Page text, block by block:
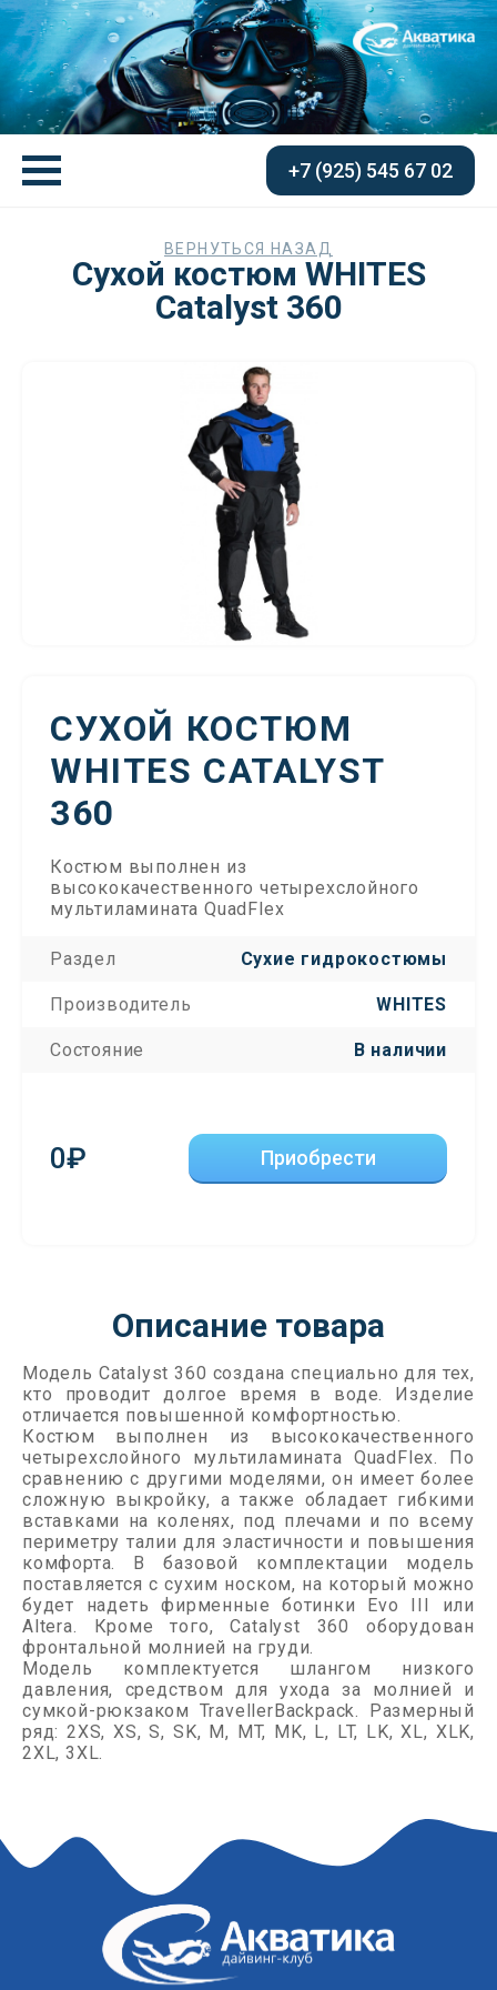
+7 (925) 545 67 02
ВЕРНУТЬСЯ НАЗАД
Сухой костюм WHITES
Catalyst 360
СУХОЙ КОСТЮМ
WHITES CATALYST
360
Костюм выполнен из
высококачественного четырехслойного
мультиламината QuadFlex
Раздел Сухие гидрокостюмы
Производитель WHITES
Состояние В наличии
0₽ Приобрести
Описание товара
Модель Catalyst 360 создана специально для тех,
кто проводит долгое время в воде. Изделие
отличается повышенной комфортностью.
Костюм выполнен из высококачественного
четырехслойного мультиламината QuadFlex. По
сравнению с другими моделями, он имеет более
сложную выкройку, а также обладает гибкими
вставками на коленях, под плечами и по всему
периметру талии для эластичности и повышения
комфорта. В базовой комплектации модель
поставляется с сухим носком, на который можно
будет надеть фирменные ботинки Evo III или
Altera. Кроме того, Catalyst 360 оборудован
фронтальной молнией на груди.
Модель комплектуется шлангом низкого
давления, средством для ухода за молнией и
сумкой-рюкзаком TravellerBackpack. Размерный
ряд: 2XS, XS, S, SK, M, MT, MK, L, LT, LK, XL, XLK,
2XL, 3XL.